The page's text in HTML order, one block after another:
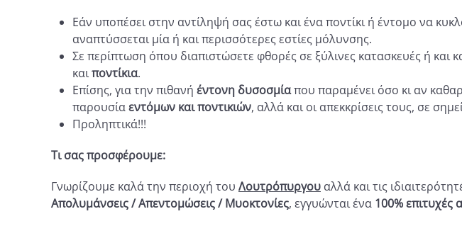
Εάν υποπέσει στην αντίληψή σας έστω και ένα ποντίκι ή έντομο να
αναπτύσσεται μία ή και περισσότερες εστίες μόλυνσης.
Σε περίπτωση όπου διαπιστώσετε φθορές σε ξύλινες κατασκευές ή και
καιποντίκια.
Επίσης, για την πιθανή έντονη δυσοσμίαπου παραμένει όσο κι αν
παρουσίαεντόμων και ποντικιών, αλλά και οι απεκκρίσεις τους, σε
Προληπτικά!!!
Τι σας προσφέρουμε:
Γνωρίζουμε καλά την περιοχή του Λουτρόπυργου αλλά και τις
Απολυμάνσεις / Απεντομώσεις / Μυοκτονίες, εγγυώνται ένα 100% επιτυχές